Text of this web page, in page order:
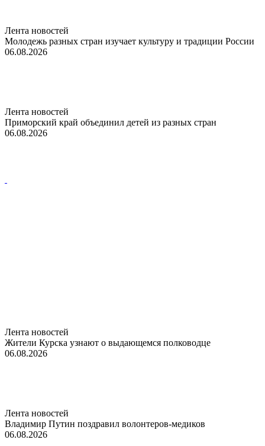
Лента новостей
Молодежь разных стран изучает культуру и традиции России
06.08.2026
Лента новостей
Приморский край объединил детей из разных стран
06.08.2026
Лента новостей
Жители Курска узнают о выдающемся полководце
06.08.2026
Лента новостей
Владимир Путин поздравил волонтеров-медиков
06.08.2026